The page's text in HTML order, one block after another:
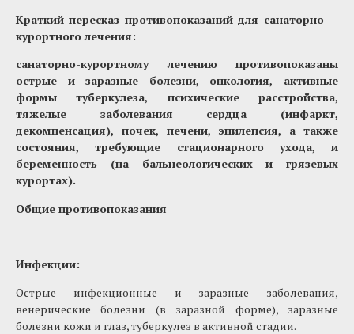
Краткий пересказ противопоказаний для санаторно —
курортного лечения:
санаторно-курортному лечению противопоказаны
острые и заразные болезни, онкология, активные
формы туберкулеза, психические расстройства,
тяжелые заболевания сердца (инфаркт,
декомпенсация), почек, печени, эпилепсия, а также
состояния, требующие стационарного ухода, и
беременность (на бальнеологических и грязевых
курортах).
Общие противопоказания
Инфекции:
Острые инфекционные и заразные заболевания,
венерические болезни (в заразной форме), заразные
болезни кожи и глаз, туберкулез в активной стадии.